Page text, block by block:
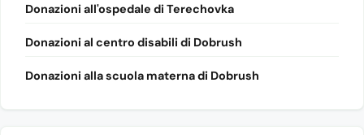
Donazioni all'ospedale di Terechovka
Donazioni al centro disabili di Dobrush
Donazioni alla scuola materna di Dobrush